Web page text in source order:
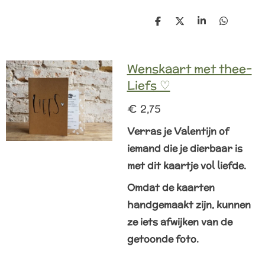
D
n
D
S
e
D
n
Wenskaart met thee-
Liefs ♡
€ 2,75
Verras je Valentijn of
iemand die je dierbaar is
met dit kaartje vol liefde.
Omdat de kaarten
handgemaakt zijn, kunnen
ze iets afwijken van de
getoonde foto.